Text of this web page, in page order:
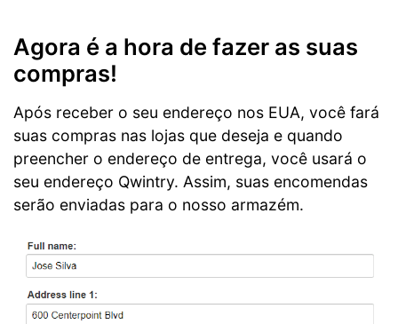
Agora é a hora de fazer as suas
compras!
Após receber o seu endereço nos EUA, você fará
suas compras nas lojas que deseja e quando
preencher o endereço de entrega, você usará o
seu endereço Qwintry. Assim, suas encomendas
serão enviadas para o nosso armazém.